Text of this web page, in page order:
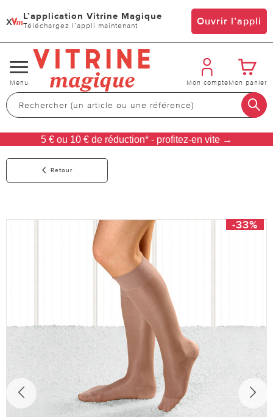
x L’application Vitrine Magique
Téléchargez l’appli maintenant Ouvrir l’appli
Changer
de
navigation
Menu Mon compteMon panier
5 € ou 10 € de réduction* - profitez-en vite →
Retour
-33%